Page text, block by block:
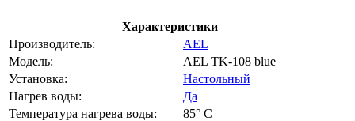
Характеристики
Производитель:
AEL
Модель:
AEL TK-108 blue
Установка:
Настольный
Нагрев воды:
Да
Температура нагрева воды:
85° С